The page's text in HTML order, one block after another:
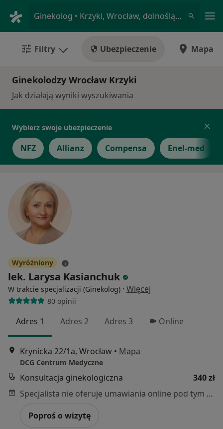
Ginekolog • Krzyki, Wrocław, dolnośląskie
Filtry Ubezpieczenie Mapa
Ginekolodzy Wrocław Krzyki
Jak działają wyniki wyszukiwania
Wybierz swoje ubezpieczenie
NFZ Allianz Compensa Enel-med
Wyróżniony
lek. Larysa Kasianchuk
W trakcie specjalizacji (Ginekolog) · Więcej
80 opinii
Adres 1 Adres 2 Adres 3 Online
Krynicka 22/1a, Wrocław • Mapa
DCG Centrum Medyczne
Konsultacja ginekologiczna
340 zł
Specjalista nie oferuje umawiania online pod tym adresem.
Poproś o wizytę